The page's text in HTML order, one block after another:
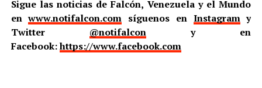
Sigue las noticias de Falcón, Venezuela y el Mundo
enwww.notifalcon.com síguenos en Instagramy
Twitter @notifalcony en
Facebook:https://www.facebook.com